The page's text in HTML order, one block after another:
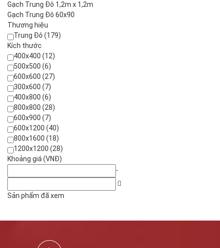
Gạch Trung Đô 1,2m x 1,2m
Gạch Trung Đô 60x90
Thương hiệu
Trung Đô (179)
Kích thước
400x400 (12)
500x500 (6)
600x600 (27)
300x600 (7)
400x800 (6)
800x800 (28)
600x900 (7)
600x1200 (40)
800x1600 (18)
1200x1200 (28)
Khoảng giá (VNĐ)
-
Sản phẩm đã xem